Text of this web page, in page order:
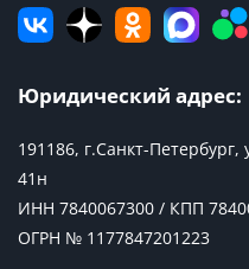
Юридический адрес:
191186, г.Санкт-
41н
ИНН 7840067300 / КПП
ОГРН № 1177847201223